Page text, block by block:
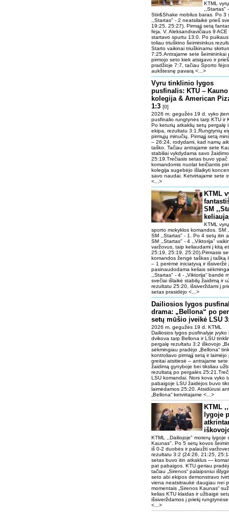
KTML
,,Startas"
Stir&Shake mobilus baras. Po 3
,,Startas" - 2 neatsilaikė prieš
19:25, 25:27). Pirmąjį setą
fėja. V. Aleksandravičiaus 9
startavo spurtu 13:0. Po
toliau triuškino šeimininkus
Starto vaikinai triuškinamu
7:25.Antrajame sete šeimininkai
pirmojo seto kiek atsigavo ir
pradžioje 7:7, tačiau Sporto
aukštesnę pavarą <...>
Vyru tinklinio lygos
pusfinalis: KTU – Kauno
kolegija & American
1:3 [0]
2026 m. gegužės 19 d. vyko
pusfinalio rungtynės tarp KTU ir
Po keturių atkaklių setų pergalę
ekipa, rezultatu 3:1.Rungtynių
pirmųjų minučių. Pirmąjį setą
– 26:24, rodydami, kad namų
taško. Tačiau antrajame sete
stabiliai vykdydama savo
25:19.Trečiasis setas buvo
komandomis nuolat keičiantis
kolegija sugebėjo išlaikyti
savo naudai. Ketvirtajame sete
<...>
KTML
SM
KTML
sporto mokyklos komandos. SM
SM ,,Startas" - 1. Po 4 setų itin
SM ,,Startas" - 4 ,,Viktorija"
varžovus, taip keliaudami į kitą
25:19, 25:19, 25:20).Pirmasis
komandos žengė taškas į tašką
– 1 perėmė iniciatyvą ir išsiveržė
pasinaudodama keliais
,,Startas" - 4 - „Viktorija“ bandė
svečiai išlaikė stabilų žaidimą ir
rezultatu 25:20, išsiverždami į
setas prasidėjo <...>
Dailiosios lygos
drama: „Bellona“ po
setų mūšio įveikė LSU
2026 m. gegužės 19 d. KTML
Dailiosios lygos pusfinalyje
dvikova tarp Bellona ir LSU
pergalę rezultatu 3:2 iškovojo
sėkmingiau pradėjo „Bellona“
kontroliavo pirmąjį setą ir
greitai atsitiesė – antrajame
žaidimą gynyboje bei tiksliau
rezultatą po pergalės
LSU komandai. Nors kova vyko
pabaigoje LSU žaidėjos buvo
laimėdamos 25:20. Atsidūrusi
„Bellona“ ketvirtajame <...>
KTML
lygoje
KTML ,,Dailiojoje" moterų lygoje
Kaunas". Po 5 setų kovos
iš 0-2 duobės ir palaužti
rezultatu 3:2 (24:26, 21:25,
setas buvo itin atkaklus —
pat pabaigos. KTU geriau
tačiau „Sirenos“ palaipsniui
seto abi ekipos demonstravo
viena neatsitraukė daugiau nei
momentais „Sirenos Kaunas“
kelias KTU klaidas ir užbaigė
išsiverždamos į priekį
<...>